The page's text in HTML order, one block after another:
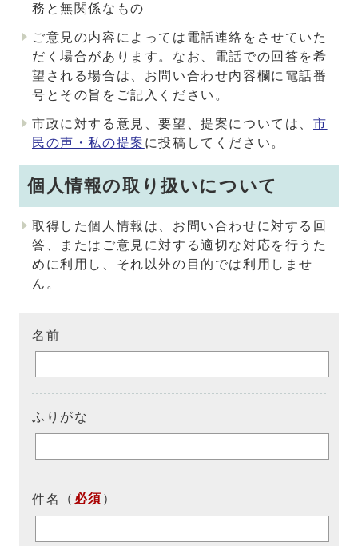
務と無関係なもの
ご意見の内容によっては電話連絡をさせていた
だく場合があります。なお、電話での回答を希
望される場合は、お問い合わせ内容欄に電話番
号とその旨をご記入ください。
市政に対する意見、要望、提案については、 市
民の声・私の提案 に投稿してください。
個人情報の取り扱いについて
取得した個人情報は、お問い合わせに対する回
答、またはご意見に対する適切な対応を行うた
めに利用し、それ以外の目的では利用しませ
ん。
名前
ふりがな
件名 （ 必須 ）